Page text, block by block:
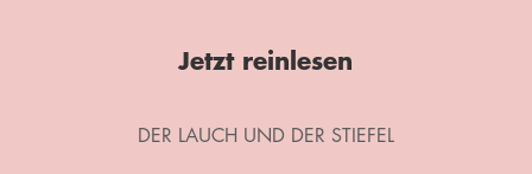
Jetzt reinlesen
DER LAUCH UND DER STIEFEL